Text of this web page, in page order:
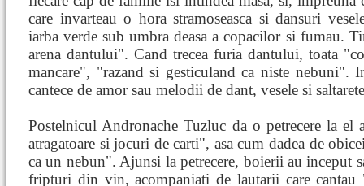
care invarteau o hora stramoseasca si dansuri
iarba verde sub umbra deasa a copacilor si fumau.
arena dantului". Cand trecea furia dantului, toata
mancare", "razand si gesticuland ca niste nebuni".
cantece de amor sau melodii de dant, vesele si
Postelnicul Andronache Tuzluc da o petrecere la el
atragatoare si jocuri de carti", asa cum dadea de
ca un nebun". Ajunsi la petrecere, boierii au inceput
fripturi din vin, acompaniati de lautarii care cantau